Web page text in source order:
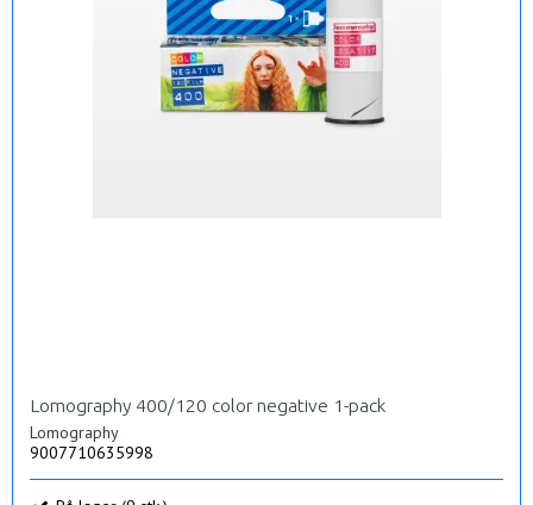
Lomography 400/120 color negative 1-pack
Lomography
9007710635998